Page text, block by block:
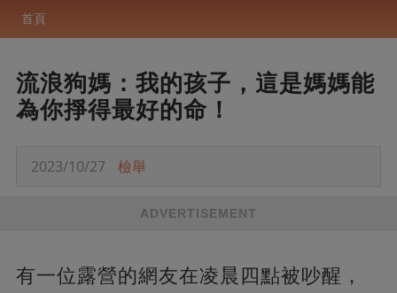
首頁
流浪狗媽：我的孩子，這是媽媽能
為你掙得最好的命！
2023/10/27 檢舉
ADVERTISEMENT
有一位露營的網友在凌晨四點被吵醒，